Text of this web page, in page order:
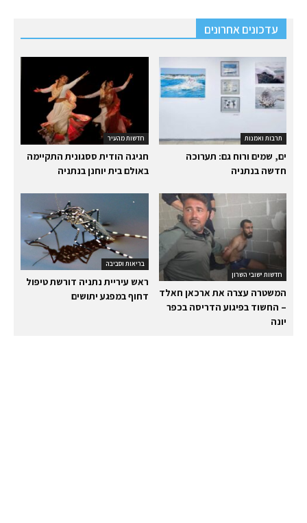
עדכונים אחרונים
חדשות מהעיר
חגיגה הודית ססגונית התקיימה
באולם בית יוחנן בנתניה
תרבות ואמנות
ים, שמים ורוח גם: תערוכה
חדשה בנתניה
בריאות וסביבה
ראש עיריית נתניה דורשת טיפול
דחוף במפגע יתושים
חדשות ישובי השרון
המשטרה עצרה את ארכאן חאלד
– החשוד בפיגוע הדריסה בכפר
יונה